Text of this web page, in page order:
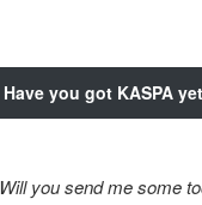
Have you got KASPA
Will you send me some